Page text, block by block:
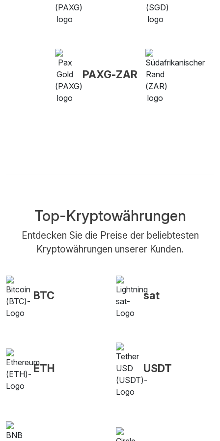
PAXG-ZAR
Top-Kryptowährungen
Entdecken Sie die Preise der beliebtesten
Kryptowährungen unserer Kunden.
BTC sat
ETH USDT